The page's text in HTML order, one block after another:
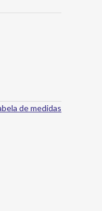
de medidas